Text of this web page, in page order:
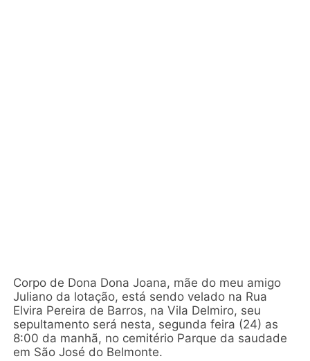
Corpo de Dona Dona Joana, mãe do meu amigo
Juliano da lotação, está sendo velado na Rua
Elvira Pereira de Barros, na Vila Delmiro, seu
sepultamento será nesta, segunda feira (24) as
8:00 da manhã, no cemitério Parque da saudade
em São José do Belmonte.